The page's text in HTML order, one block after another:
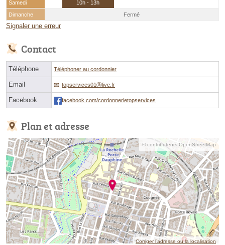
Samedi
10h - 13h
Dimanche
Fermé
Signaler une erreur
Contact
Téléphone Téléphoner au cordonnier
Email topservices01ⓐlive.fr
Facebook facebook.com/cordonnerietopservices
Plan et adresse
© contributeurs OpenStreetMap
Corriger l’adresse ou la localisation